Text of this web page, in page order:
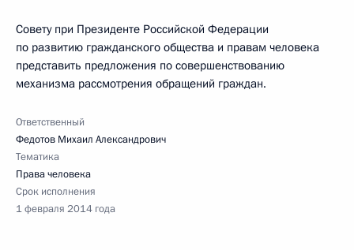
Совету при Президенте Российской Федерации
по развитию гражданского общества и правам человека
представить предложения по совершенствованию
механизма рассмотрения обращений граждан.
Ответственный
Федотов Михаил Александрович
Тематика
Права человека
Срок исполнения
1 февраля 2014 года